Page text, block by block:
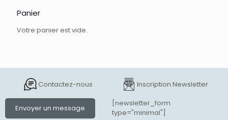
Panier
Votre panier est vide.
Contactez-nous
Envoyer un message
Inscription Newsletter
[newsletter_form
type="minimal"]